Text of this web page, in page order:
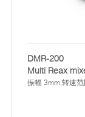
DMR-200
Multi Reax
振幅 3mm,转速